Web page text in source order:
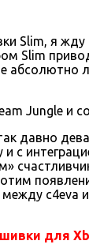
Slim, я
Slim
Jungle и
давно
с
для